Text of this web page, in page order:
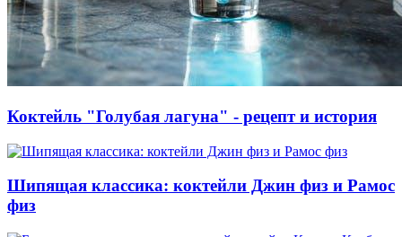
Коктейль "Голубая лагуна" - рецепт и история
Шипящая классика: коктейли Джин физ и Рамос
физ